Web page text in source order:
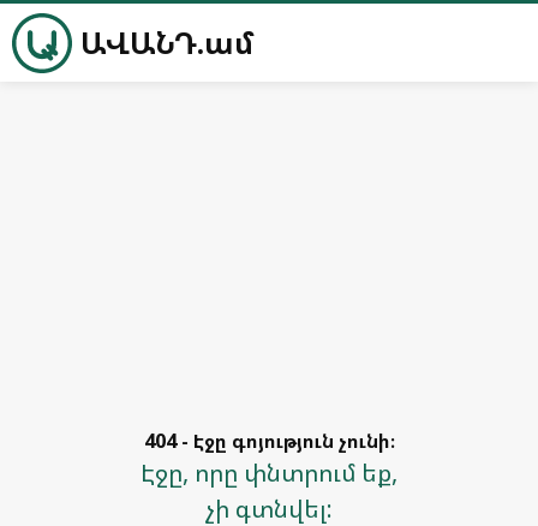
ԱՎԱՆԴ.ամ
404 - Էջը գոյություն չունի։
Էջը, որը փնտրում եք,
չի գտնվել: